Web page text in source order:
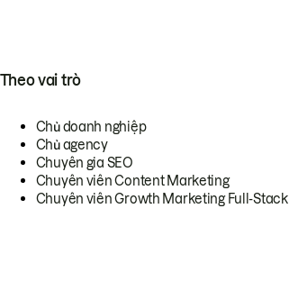
Theo vai trò
Chủ doanh nghiệp
Chủ agency
Chuyên gia SEO
Chuyên viên Content Marketing
Chuyên viên Growth Marketing Full-Stack